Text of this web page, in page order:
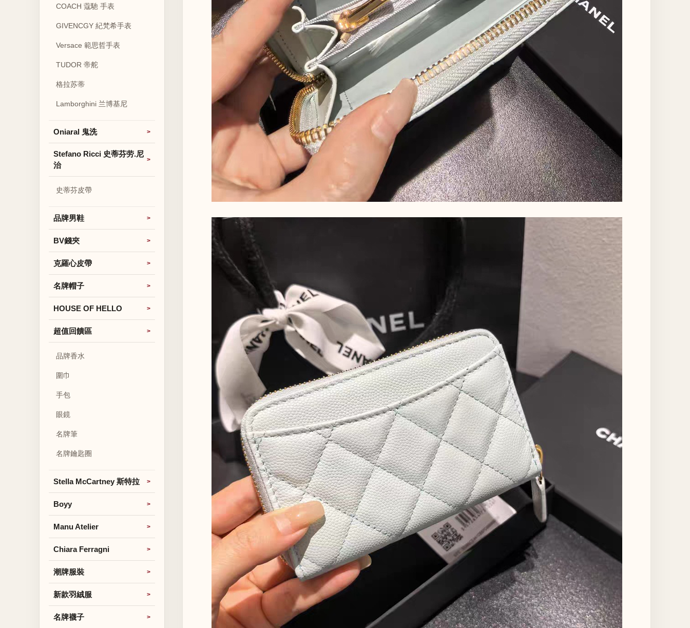
COACH 蔻馳 手表
GIVENCGY 紀梵希手表
Versace 範思哲手表
TUDOR 帝舵
格拉苏蒂
Lamborghini 兰博基尼
Oniaral 鬼洗
Stefano Ricci 史蒂芬劳.尼
治
史蒂芬皮帶
品牌男鞋
BV錢夾
克羅心皮帶
名牌帽子
HOUSE OF HELLO
超值回饋區
品牌香水
圍巾
手包
眼鏡
名牌筆
名牌鑰匙圈
Stella McCartney 斯特拉
Boyy
Manu Atelier
Chiara Ferragni
潮牌服裝
新款羽絨服
名牌襪子